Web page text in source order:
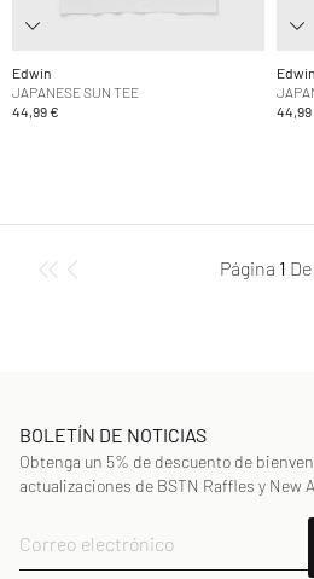
Edwin
JAPANESE SUN TEE
44,99 €
Edwin
44,99
Página 1 De
BOLETÍN DE NOTICIAS
Obtenga un 5% de descuento de
actualizaciones de BSTN Raffles y New
Correo electrónico